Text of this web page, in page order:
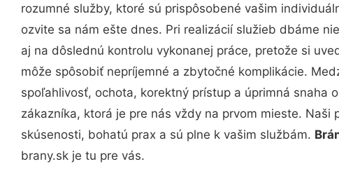
rozumné služby, ktoré sú prispôsobené vašim
ozvite sa nám ešte dnes. Pri realizácií služieb dbáme
aj na dôslednú kontrolu vykonanej práce, pretože si
môže spôsobiť nepríjemné a zbytočné komplikácie.
spoľahlivosť, ochota, korektný prístup a úprimná snaha
zákazníka, ktorá je pre nás vždy na prvom mieste. Naši
skúsenosti, bohatú prax a sú plne k vašim službám.
brany.sk je tu pre vás.